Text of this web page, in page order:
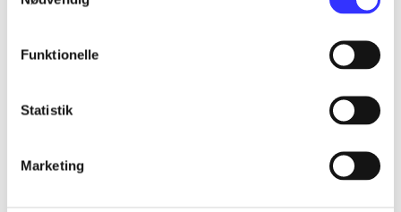
Funktionelle
Statistik
Marketing
...
...